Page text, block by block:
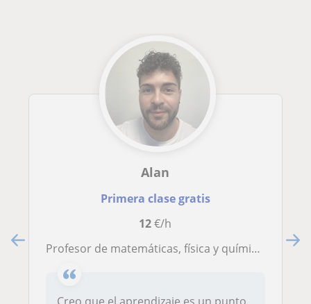
Alan
Primera clase gratis
12€/h
Profesor de matemáticas, física y química graduado en ingeniería en sistemas de telecomunicación